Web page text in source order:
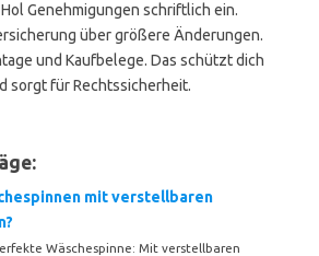
Hol Genehmigungen schriftlich ein.
über größere Änderungen.
und Kaufbelege. Das schützt dich
sorgt für Rechtssicherheit.
mit verstellbaren
Wäschespinne: Mit verstellbaren